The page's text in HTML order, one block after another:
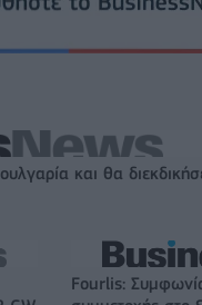
και θα
Fourlis: